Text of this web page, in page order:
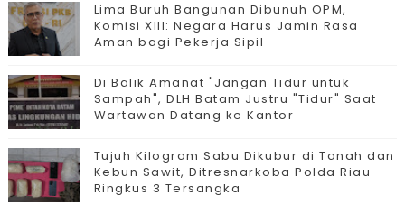
Lima Buruh Bangunan Dibunuh OPM,
Komisi XIII: Negara Harus Jamin Rasa
Aman bagi Pekerja Sipil
Di Balik Amanat "Jangan Tidur untuk
Sampah", DLH Batam Justru "Tidur" Saat
Wartawan Datang ke Kantor
Tujuh Kilogram Sabu Dikubur di Tanah dan
Kebun Sawit, Ditresnarkoba Polda Riau
Ringkus 3 Tersangka